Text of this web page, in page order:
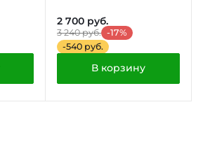
2 700 руб.
3 240 руб. -17%
-540 руб.
В корзину